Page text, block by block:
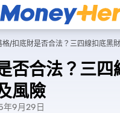
格/扣底財是否合法？三四線扣底黑
否合法？三四
風險
年9月29日